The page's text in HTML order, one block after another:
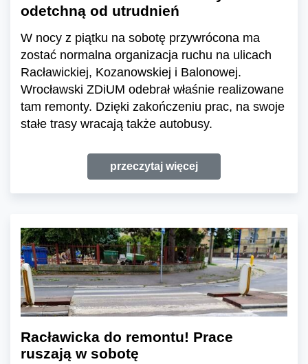
odetchną od utrudnień
W nocy z piątku na sobotę przywrócona ma
zostać normalna organizacja ruchu na ulicach
Racławickiej, Kozanowskiej i Balonowej.
Wrocławski ZDiUM odebrał właśnie realizowane
tam remonty. Dzięki zakończeniu prac, na swoje
stałe trasy wracają także autobusy.
przeczytaj więcej
Racławicka do remontu! Prace
ruszają w sobotę